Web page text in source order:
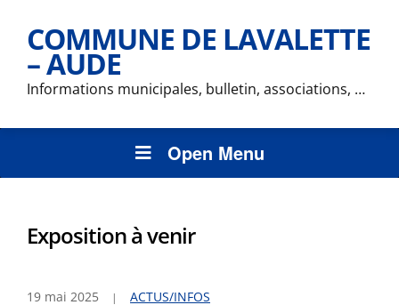
COMMUNE DE LAVALETTE
– AUDE
Informations municipales, bulletin, associations, …
Open Menu
Exposition à venir
19 mai 2025 ACTUS/INFOS